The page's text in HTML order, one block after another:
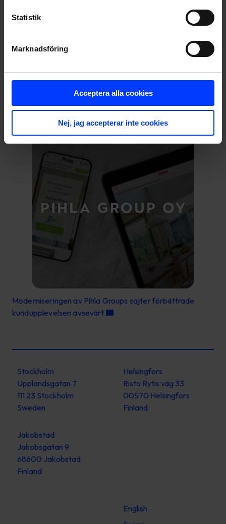
Statistik
Marknadsföring
Acceptera alla cookies
Nej, jag accepterar inte cookies
Nya varumärkesfilmer förvandlade webbtrafik till
Moderniseringen av Pihla Groups sajter förbättrade
kundupplevelsen avsevärt
Stockholm
Upplandsgatan 7
111 23 Stockholm
Sweden
Helsingfors
Risto Rytis väg 33
00570 Helsingfors
Finland
Jakobstad
Jakobsgatan 9
68600 Jakobstad
Finland
English